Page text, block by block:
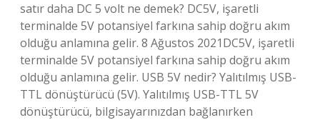
satır daha DC 5 volt ne demek? DC5V, işaretli
terminalde 5V potansiyel farkına sahip doğru akım
olduğu anlamına gelir. 8 Ağustos 2021DC5V, işaretli
terminalde 5V potansiyel farkına sahip doğru akım
olduğu anlamına gelir. USB 5V nedir? Yalıtılmış USB-
TTL dönüştürücü (5V). Yalıtılmış USB-TTL 5V
dönüştürücü, bilgisayarınızdan bağlanırken